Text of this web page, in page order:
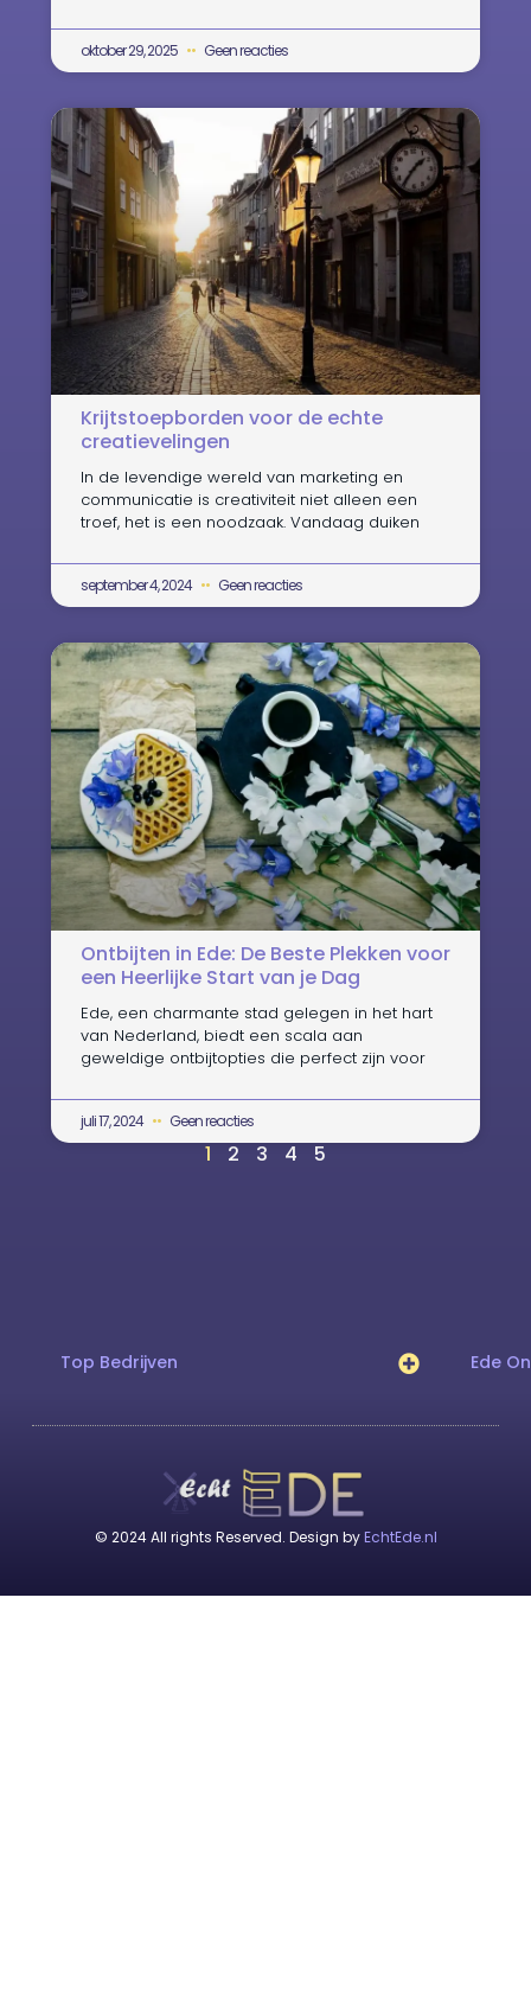
oktober 29, 2025 Geen reacties
Krijtstoepborden voor de echte
creatievelingen
In de levendige wereld van marketing en
communicatie is creativiteit niet alleen een
troef, het is een noodzaak. Vandaag duiken
september 4, 2024 Geen reacties
Ontbijten in Ede: De Beste Plekken voor
een Heerlijke Start van je Dag
Ede, een charmante stad gelegen in het hart
van Nederland, biedt een scala aan
geweldige ontbijtopties die perfect zijn voor
juli 17, 2024 Geen reacties
1 2 3 4 5
Top Bedrijven Ede
© 2024 All rights Reserved. Design by EchtEde.nl